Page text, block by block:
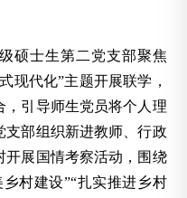
硕士生第二党支部聚焦
现代化”主题开展联学，
，引导师生党员将个人理
支部组织新进教师、行政
开展国情考察活动，围绕
村建设”“扎实推进乡村